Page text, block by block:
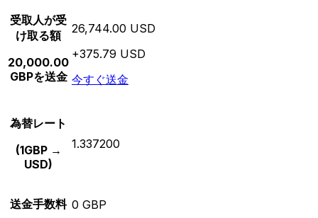
受取人が受
け取る額
20,000.00
GBPを送金
26,744.00 USD
+375.79 USD
今すぐ送金
為替レート
(1GBP →
USD)
1.337200
送金手数料 0 GBP